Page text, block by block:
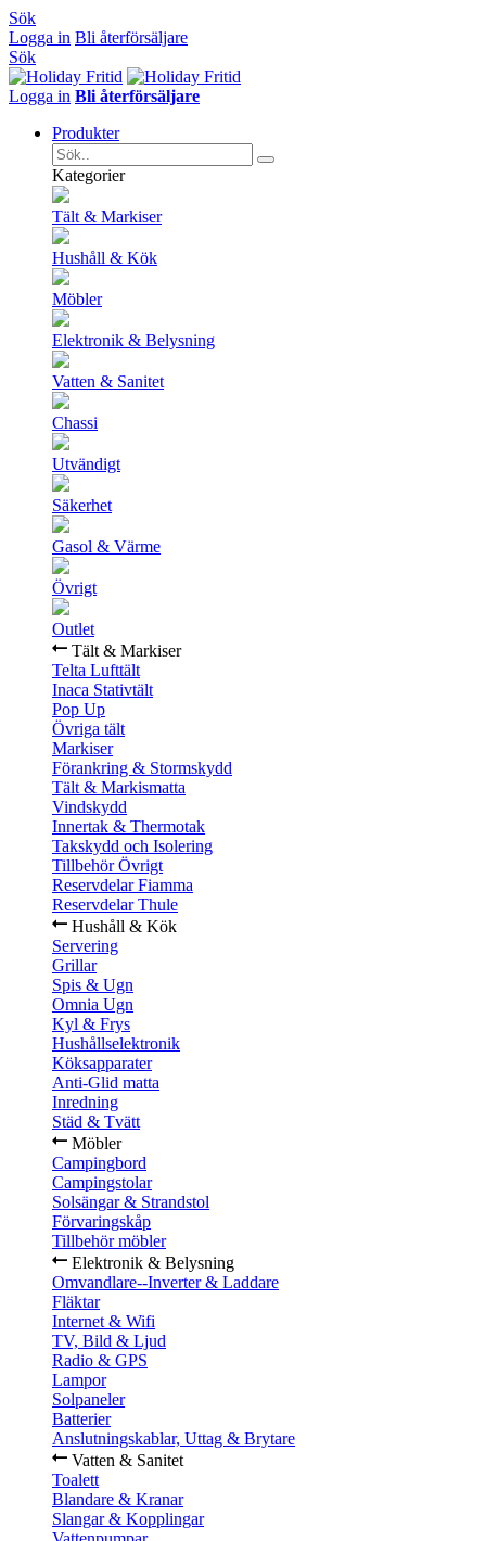
Sök
Logga in Bli återförsäljare
Sök
Logga in Bli återförsäljare
Produkter
Kategorier
Tält & Markiser
Hushåll & Kök
Möbler
Elektronik & Belysning
Vatten & Sanitet
Chassi
Utvändigt
Säkerhet
Gasol & Värme
Övrigt
Outlet
Tält & Markiser
Telta Lufttält
Inaca Stativtält
Pop Up
Övriga tält
Markiser
Förankring & Stormskydd
Tält & Markismatta
Vindskydd
Innertak & Thermotak
Takskydd och Isolering
Tillbehör Övrigt
Reservdelar Fiamma
Reservdelar Thule
Hushåll & Kök
Servering
Grillar
Spis & Ugn
Omnia Ugn
Kyl & Frys
Hushållselektronik
Köksapparater
Anti-Glid matta
Inredning
Städ & Tvätt
Möbler
Campingbord
Campingstolar
Solsängar & Strandstol
Förvaringskåp
Tillbehör möbler
Elektronik & Belysning
Omvandlare--Inverter & Laddare
Fläktar
Internet & Wifi
TV, Bild & Ljud
Radio & GPS
Lampor
Solpaneler
Batterier
Anslutningskablar, Uttag & Brytare
Vatten & Sanitet
Toalett
Blandare & Kranar
Slangar & Kopplingar